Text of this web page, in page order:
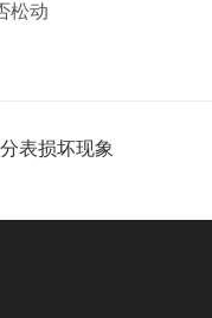
松动
表损坏现象